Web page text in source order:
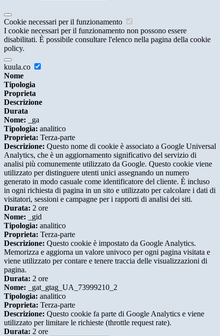
Cookie necessari per il funzionamento
I cookie necessari per il funzionamento non possono essere
disabilitati. È possibile consultare l'elenco nella pagina della cookie
policy.
kuula.co
Nome
Tipologia
Proprieta
Descrizione
Durata
Nome: _ga
Tipologia: analitico
Proprieta: Terza-parte
Descrizione: Questo nome di cookie è associato a Google Universal
Analytics, che è un aggiornamento significativo del servizio di
analisi più comunemente utilizzato da Google. Questo cookie viene
utilizzato per distinguere utenti unici assegnando un numero
generato in modo casuale come identificatore del cliente. È incluso
in ogni richiesta di pagina in un sito e utilizzato per calcolare i dati di
visitatori, sessioni e campagne per i rapporti di analisi dei siti.
Durata: 2 ore
Nome: _gid
Tipologia: analitico
Proprieta: Terza-parte
Descrizione: Questo cookie è impostato da Google Analytics.
Memorizza e aggiorna un valore univoco per ogni pagina visitata e
viene utilizzato per contare e tenere traccia delle visualizzazioni di
pagina.
Durata: 2 ore
Nome: _gat_gtag_UA_73999210_2
Tipologia: analitico
Proprieta: Terza-parte
Descrizione: Questo cookie fa parte di Google Analytics e viene
utilizzato per limitare le richieste (throttle request rate).
Durata: 2 ore